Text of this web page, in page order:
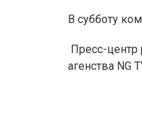
В субботу
Пресс-центр
агенства NG